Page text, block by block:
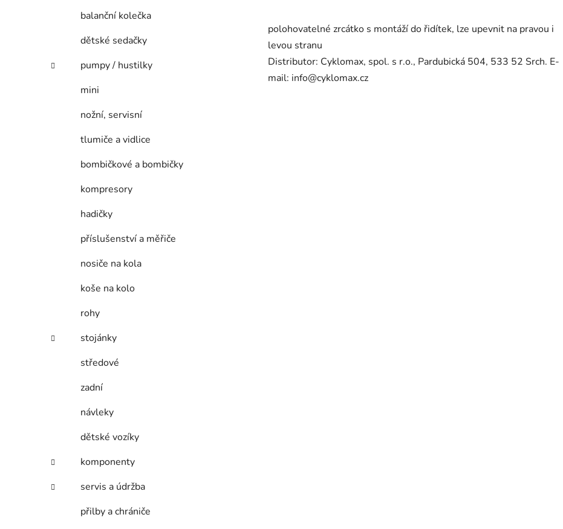
balanční kolečka
dětské sedačky
pumpy / hustilky
mini
nožní, servisní
tlumiče a vidlice
bombičkové a bombičky
kompresory
hadičky
příslušenství a měřiče
nosiče na kola
koše na kolo
rohy
stojánky
středové
zadní
návleky
dětské vozíky
komponenty
servis a údržba
přilby a chrániče
polohovatelné zrcátko s montáží do řidítek, lze upevnit na pravou i
levou stranu
Distributor: Cyklomax, spol. s r.o., Pardubická 504, 533 52 Srch. E-
mail: info@cyklomax.cz